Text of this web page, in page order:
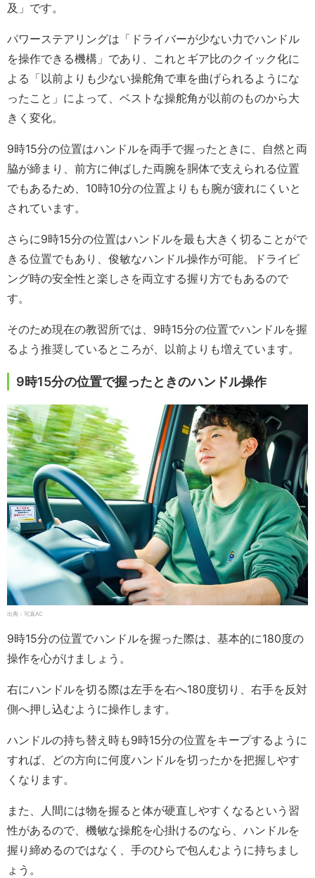
及」です。
パワーステアリングは「ドライバーが少ない力でハンドル
を操作できる機構」であり、これとギア比のクイック化に
よる「以前よりも少ない操舵角で車を曲げられるようにな
ったこと」によって、ベストな操舵角が以前のものから大
きく変化。
9時15分の位置はハンドルを両手で握ったときに、自然と両
脇が締まり、前方に伸ばした両腕を胴体で支えられる位置
でもあるため、10時10分の位置よりもも腕が疲れにくいと
されています。
さらに9時15分の位置はハンドルを最も大きく切ることがで
きる位置でもあり、俊敏なハンドル操作が可能。ドライビ
ング時の安全性と楽しさを両立する握り方でもあるので
す。
そのため現在の教習所では、9時15分の位置でハンドルを握
るよう推奨しているところが、以前よりも増えています。
9時15分の位置で握ったときのハンドル操作
出典：写真AC
9時15分の位置でハンドルを握った際は、基本的に180度の
操作を心がけましょう。
右にハンドルを切る際は左手を右へ180度切り、右手を反対
側へ押し込むように操作します。
ハンドルの持ち替え時も9時15分の位置をキープするように
すれば、どの方向に何度ハンドルを切ったかを把握しやす
くなります。
また、人間には物を握ると体が硬直しやすくなるという習
性があるので、機敏な操舵を心掛けるのなら、ハンドルを
握り締めるのではなく、手のひらで包んむように持ちまし
ょう。